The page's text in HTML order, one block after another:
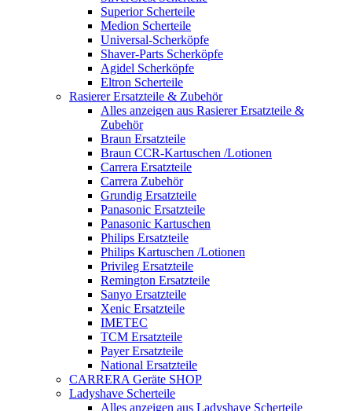
Superior Scherteile
Medion Scherteile
Universal-Scherköpfe
Shaver-Parts Scherköpfe
Agidel Scherköpfe
Eltron Scherteile
Rasierer Ersatzteile & Zubehör
Alles anzeigen aus Rasierer Ersatzteile &
Zubehör
Braun Ersatzteile
Braun CCR-Kartuschen /Lotionen
Carrera Ersatzteile
Carrera Zubehör
Grundig Ersatzteile
Panasonic Ersatzteile
Panasonic Kartuschen
Philips Ersatzteile
Philips Kartuschen /Lotionen
Privileg Ersatzteile
Remington Ersatzteile
Sanyo Ersatzteile
Xenic Ersatzteile
IMETEC
TCM Ersatzteile
Payer Ersatzteile
National Ersatzteile
CARRERA Geräte SHOP
Ladyshave Scherteile
Alles anzeigen aus Ladyshave Scherteile